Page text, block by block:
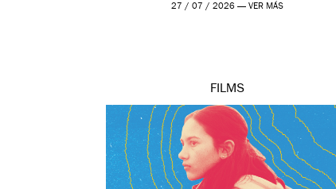
27 / 07 / 2026 —VER MÁS
FILMS